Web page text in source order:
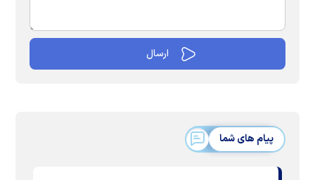
پیام های شما